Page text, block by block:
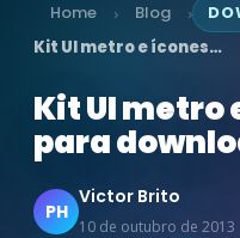
Home › Blog ›
Kit UI metro e ícones…
Kit UI metro
para
PH
Victor Brito
10 de outubro de 2013